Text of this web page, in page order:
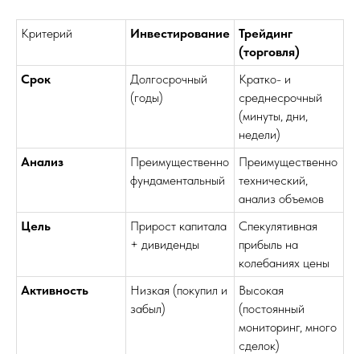
Критерий Инвестирование Трейдинг
(торговля)
Срок
Долгосрочный
(годы)
Кратко- и
среднесрочный
(минуты, дни,
недели)
Анализ
Преимущественно
фундаментальный
Преимущественно
технический,
анализ объемов
Цель
Прирост капитала
+ дивиденды
Спекулятивная
прибыль на
колебаниях цены
Активность
Низкая (покупил и
забыл)
Высокая
(постоянный
мониторинг, много
сделок)